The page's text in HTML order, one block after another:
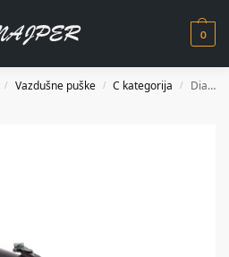
0
/ Vazdušne puške / C kategorija / Diana Vazdušna puška 340 N-Tec Panther 4.5mm